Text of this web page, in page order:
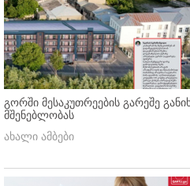
გორში მესაკუთრეების გარეშე
მშენებლობას
ახალი ამბები